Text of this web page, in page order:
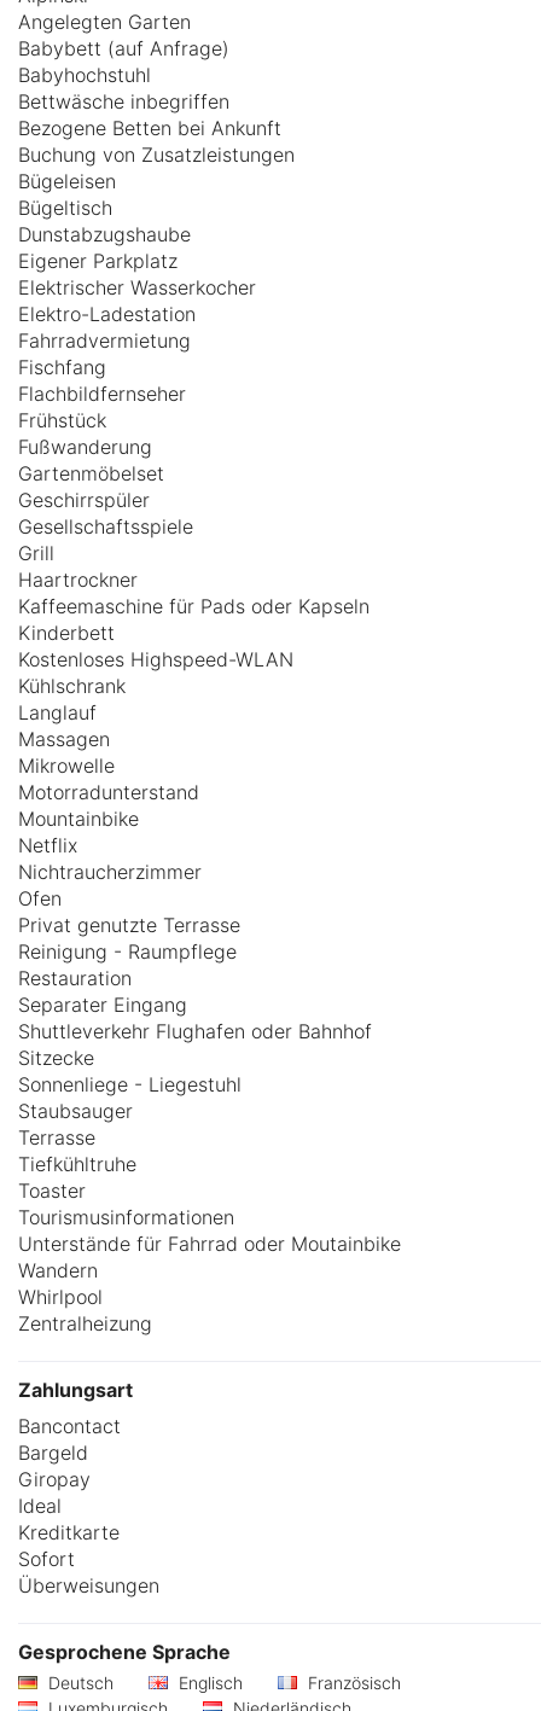
Angelegten Garten
Babybett (auf Anfrage)
Babyhochstuhl
Bettwäsche inbegriffen
Bezogene Betten bei Ankunft
Buchung von Zusatzleistungen
Bügeleisen
Bügeltisch
Dunstabzugshaube
Eigener Parkplatz
Elektrischer Wasserkocher
Elektro-Ladestation
Fahrradvermietung
Fischfang
Flachbildfernseher
Frühstück
Fußwanderung
Gartenmöbelset
Geschirrspüler
Gesellschaftsspiele
Grill
Haartrockner
Kaffeemaschine für Pads oder Kapseln
Kinderbett
Kostenloses Highspeed-WLAN
Kühlschrank
Langlauf
Massagen
Mikrowelle
Motorradunterstand
Mountainbike
Netflix
Nichtraucherzimmer
Ofen
Privat genutzte Terrasse
Reinigung - Raumpflege
Restauration
Separater Eingang
Shuttleverkehr Flughafen oder Bahnhof
Sitzecke
Sonnenliege - Liegestuhl
Staubsauger
Terrasse
Tiefkühltruhe
Toaster
Tourismusinformationen
Unterstände für Fahrrad oder Moutainbike
Wandern
Whirlpool
Zentralheizung
Zahlungsart
Bancontact
Bargeld
Giropay
Ideal
Kreditkarte
Sofort
Überweisungen
Gesprochene Sprache
Deutsch Englisch
Französisch